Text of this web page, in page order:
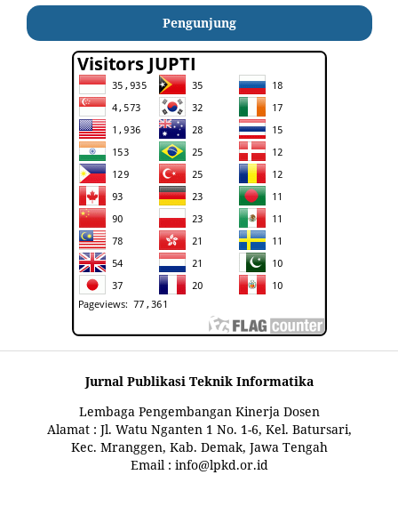
Pengunjung
Jurnal Publikasi Teknik Informatika
Lembaga Pengembangan Kinerja Dosen
Alamat : Jl. Watu Nganten 1 No. 1-6, Kel. Batursari,
Kec. Mranggen, Kab. Demak, Jawa Tengah
Email : info@lpkd.or.id